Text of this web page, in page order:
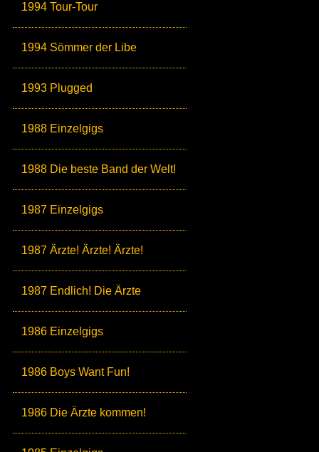
1994 Tour-Tour
1994 Sömmer der Libe
1993 Plugged
1988 Einzelgigs
1988 Die beste Band der Welt!
1987 Einzelgigs
1987 Ärzte! Ärzte! Ärzte!
1987 Endlich! Die Ärzte
1986 Einzelgigs
1986 Boys Want Fun!
1986 Die Ärzte kommen!